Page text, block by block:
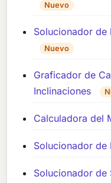
Nuevo
Solucionador de
Nuevo
Graficador de
Inclinaciones
Calculadora del
Solucionador de
Solucionador de